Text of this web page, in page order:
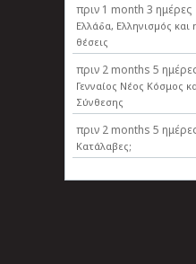
πριν 1 month 3 ημέρες
Ελλάδα, Ελληνισµός και
θέσεις
πριν 2 months 5
Γενναίος Νέος Κόσμος
Σύνθεσης
πριν 2 months 5
Κατάλαβες;